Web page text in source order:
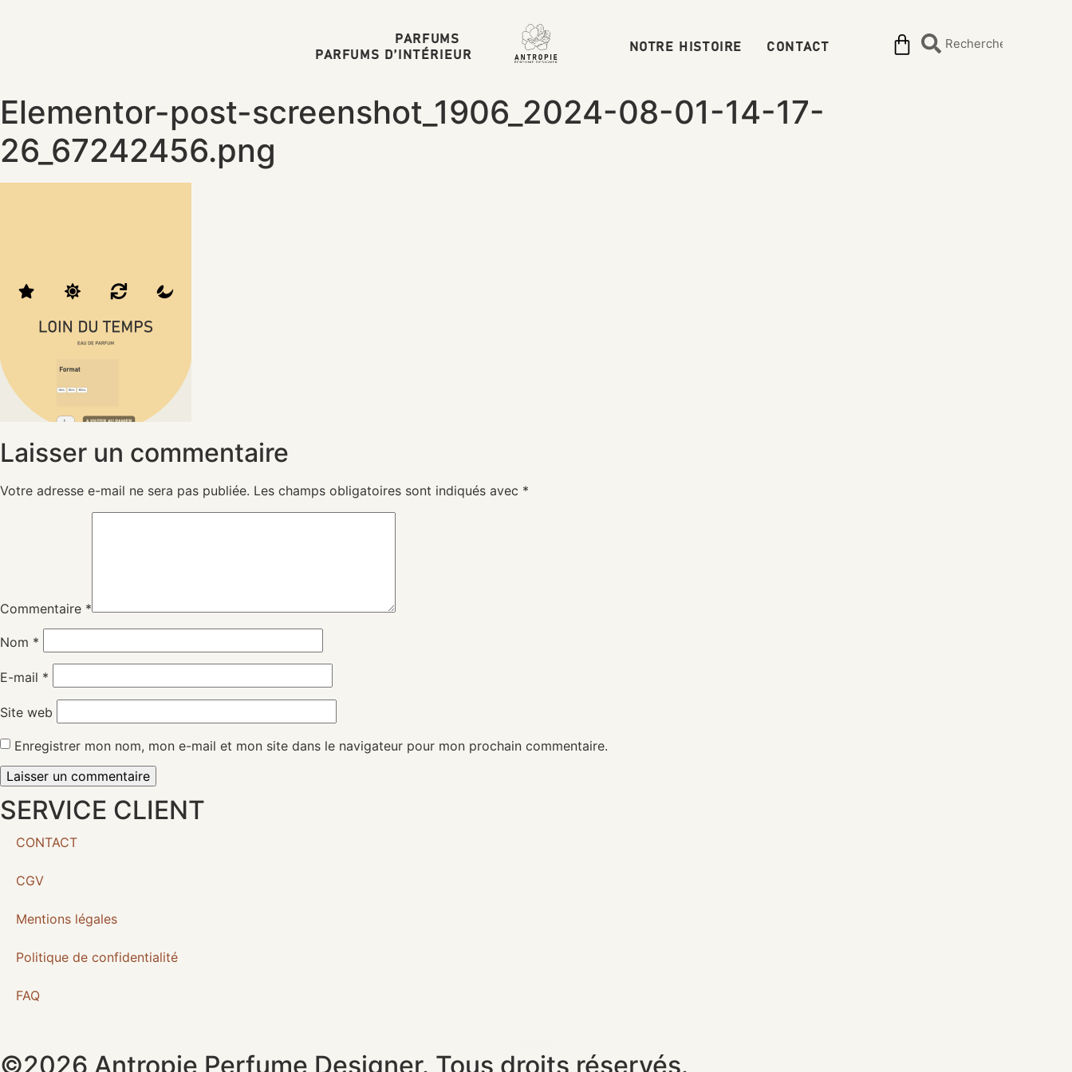
PARFUMS
PARFUMS D’INTÉRIEUR
NOTRE HISTOIRE CONTACT
Elementor-post-screenshot_1906_2024-08-01-14-17-
26_67242456.png
Laisser un commentaire
Votre adresse e-mail ne sera pas publiée. Les champs obligatoires sont indiqués avec *
Commentaire *
Nom *
E-mail *
Site web
Enregistrer mon nom, mon e-mail et mon site dans le navigateur pour mon prochain commentaire.
SERVICE CLIENT
CONTACT
CGV
Mentions légales
Politique de confidentialité
FAQ
©2026 Antropie Perfume Designer. Tous droits réservés.